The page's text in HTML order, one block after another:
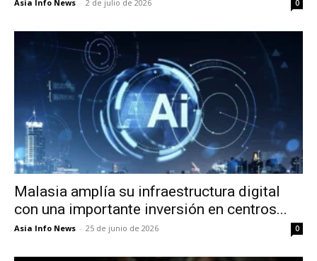
Asia Info News - 2 de julio de 2026 0
Malasia amplía su infraestructura digital
con una importante inversión en centros...
Asia Info News - 25 de junio de 2026 0